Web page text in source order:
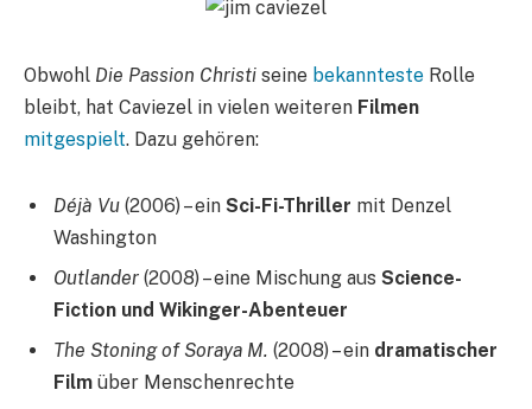
Obwohl Die Passion Christi seine bekannteste Rolle
bleibt, hat Caviezel in vielen weiteren Filmen
mitgespielt. Dazu gehören:
Déjà Vu (2006) – ein Sci-Fi-Thriller mit Denzel
Washington
Outlander (2008) – eine Mischung aus Science-
Fiction und Wikinger-Abenteuer
The Stoning of Soraya M. (2008) – ein dramatischer
Film über Menschenrechte